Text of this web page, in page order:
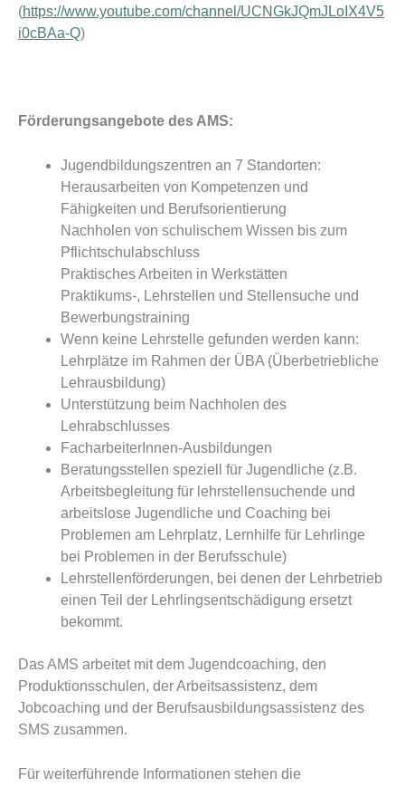
(https://www.youtube.com/channel/UCNGkJQmJLoIX4V5
i0cBAa-Q)
Förderungsangebote des AMS:
Jugendbildungszentren an 7 Standorten:
Herausarbeiten von Kompetenzen und
Fähigkeiten und Berufsorientierung
Nachholen von schulischem Wissen bis zum
Pflichtschulabschluss
Praktisches Arbeiten in Werkstätten
Praktikums-, Lehrstellen und Stellensuche und
Bewerbungstraining
Wenn keine Lehrstelle gefunden werden kann:
Lehrplätze im Rahmen der ÜBA (Überbetriebliche
Lehrausbildung)
Unterstützung beim Nachholen des
Lehrabschlusses
FacharbeiterInnen-Ausbildungen
Beratungsstellen speziell für Jugendliche (z.B.
Arbeitsbegleitung für lehrstellensuchende und
arbeitslose Jugendliche und Coaching bei
Problemen am Lehrplatz, Lernhilfe für Lehrlinge
bei Problemen in der Berufsschule)
Lehrstellenförderungen, bei denen der Lehrbetrieb
einen Teil der Lehrlingsentschädigung ersetzt
bekommt.
Das AMS arbeitet mit dem Jugendcoaching, den
Produktionsschulen, der Arbeitsassistenz, dem
Jobcoaching und der Berufsausbildungsassistenz des
SMS zusammen.
Für weiterführende Informationen stehen die